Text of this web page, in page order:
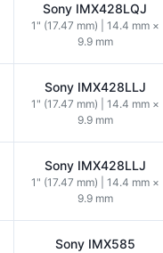
Sony IMX428LQJ
1" (17.47 mm) | 14.4 mm ×
9.9 mm
Sony IMX428LLJ
1" (17.47 mm) | 14.4 mm ×
9.9 mm
Sony IMX428LLJ
1" (17.47 mm) | 14.4 mm ×
9.9 mm
Sony IMX585